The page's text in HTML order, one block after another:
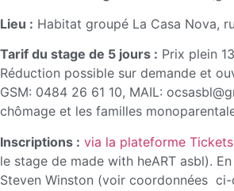
Lieu : Habitat groupé La Casa Nova,
Tarif du stage de 5 jours : Prix plein
Réduction possible sur demande et
GSM: 0484 26 61 10, MAIL:
chômage et les familles
Inscriptions : via la plateforme
le stage de made with heART asbl).
Steven Winston (voir coordonnées ci-